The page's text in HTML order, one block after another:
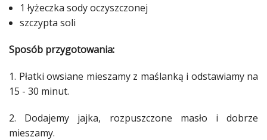
1 łyżeczka sody oczyszczonej
szczypta soli
Sposób przygotowania:
1. Płatki owsiane mieszamy z maślanką i odstawiamy na
15 - 30 minut.
2. Dodajemy jajka, rozpuszczone masło i dobrze
mieszamy.